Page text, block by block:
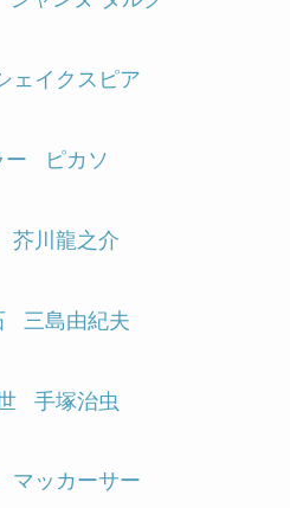
ェイクスピア
ー ピカソ
芥川龍之介
三島由紀夫
手塚治虫
マッカーサー